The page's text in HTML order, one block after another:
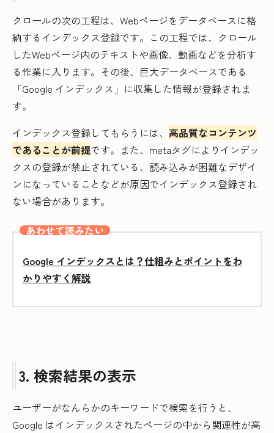
クロールの次の工程は、Webページをデータベースに格
納するインデックス登録です。この工程では、クロール
したWebページ内のテキストや画像、動画などを分析す
る作業に入ります。その後、巨大データベースである
「Google インデックス」に収集した情報が登録されま
す。
インデックス登録してもらうには、 高品質なコンテンツ
であることが前提です。また、metaタグによりインデッ
クスの登録が禁止されている、読み込みが困難なデザイ
ンになっていることなどが原因でインデックス登録され
ない場合があります。
あわせて読みたい
Google インデックスとは？仕組みとポイントをわ
かりやすく解説
3. 検索結果の表示
ユーザーがなんらかのキーワードで検索を行うと、
Google はインデックスされたページの中から関連性が高